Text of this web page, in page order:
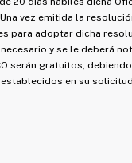
vez emitida la
para adoptar dicha
y se le deberá
serán gratuitos,
en su